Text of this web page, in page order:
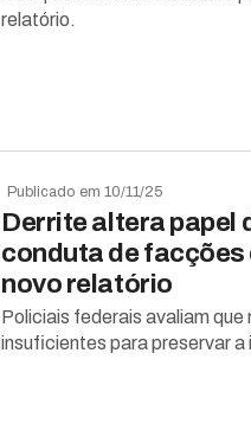
relatório.
Publicado em 10/11/25
Derrite altera papel
conduta de facções
novo relatório
Policiais federais avaliam
insuficientes para preservar a